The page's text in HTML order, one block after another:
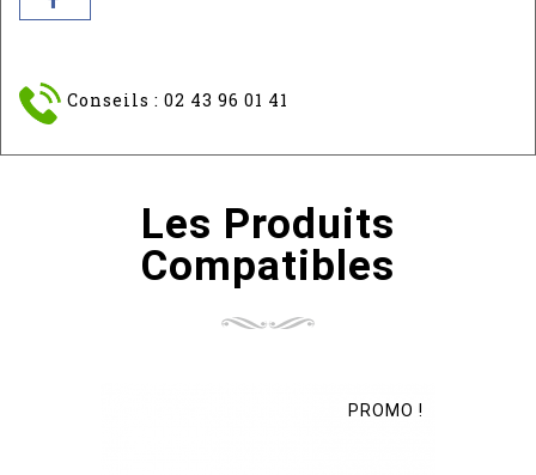
Conseils : 02 43 96 01 41
Les Produits
Compatibles
PROMO !